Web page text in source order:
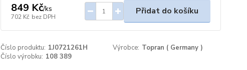
849 Kč/ks
702 Kč bez DPH
Přidat do košíku
Číslo produktu: 1J0721261H Výrobce: Topran ( Germany )
Číslo výrobku: 108 389